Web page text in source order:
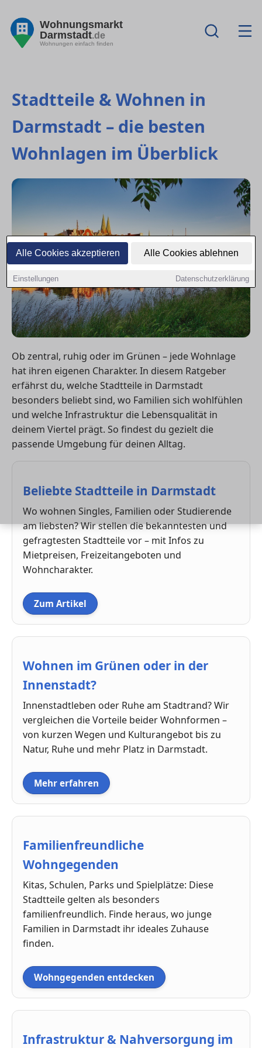
Alle Cookies akzeptieren Alle Cookies ablehnen
Einstellungen Datenschutzerklärung
Wohnungsmarkt
Darmstadt.de
Wohnungen einfach finden
Stadtteile & Wohnen in
Darmstadt – die besten
Wohnlagen im Überblick
Ob zentral, ruhig oder im Grünen – jede Wohnlage
hat ihren eigenen Charakter. In diesem Ratgeber
erfährst du, welche Stadtteile in Darmstadt
besonders beliebt sind, wo Familien sich wohlfühlen
und welche Infrastruktur die Lebensqualität in
deinem Viertel prägt. So findest du gezielt die
passende Umgebung für deinen Alltag.
Beliebte Stadtteile in Darmstadt
Wo wohnen Singles, Familien oder Studierende
am liebsten? Wir stellen die bekanntesten und
gefragtesten Stadtteile vor – mit Infos zu
Mietpreisen, Freizeitangeboten und
Wohncharakter.
Zum Artikel
Wohnen im Grünen oder in der
Innenstadt?
Innenstadtleben oder Ruhe am Stadtrand? Wir
vergleichen die Vorteile beider Wohnformen –
von kurzen Wegen und Kulturangebot bis zu
Natur, Ruhe und mehr Platz in Darmstadt.
Mehr erfahren
Familienfreundliche
Wohngegenden
Kitas, Schulen, Parks und Spielplätze: Diese
Stadtteile gelten als besonders
familienfreundlich. Finde heraus, wo junge
Familien in Darmstadt ihr ideales Zuhause
finden.
Wohngegenden entdecken
Infrastruktur & Nahversorgung im